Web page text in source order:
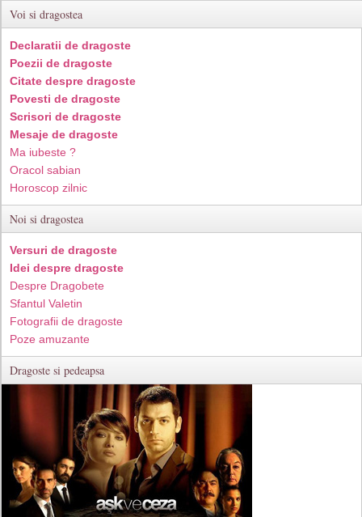
Voi si dragostea
Declaratii de dragoste
Poezii de dragoste
Citate despre dragoste
Povesti de dragoste
Scrisori de dragoste
Mesaje de dragoste
Ma iubeste ?
Oracol sabian
Horoscop zilnic
Noi si dragostea
Versuri de dragoste
Idei despre dragoste
Despre Dragobete
Sfantul Valetin
Fotografii de dragoste
Poze amuzante
Dragoste si pedeapsa